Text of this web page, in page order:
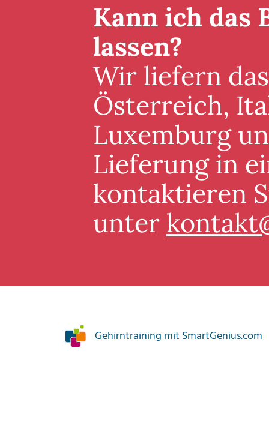
Kann ich das
lassen?
Wir liefern
Österreich,
Luxemburg
Lieferung in
kontaktieren
unter
Gehirntraining mit SmartGenius.com